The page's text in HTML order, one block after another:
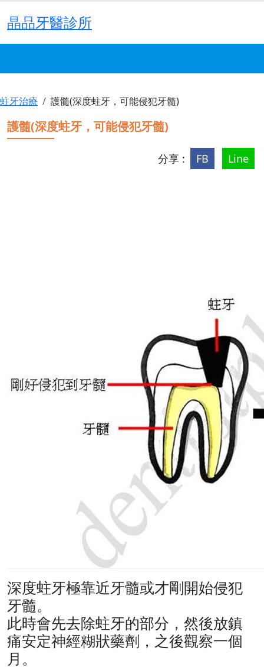
晶品牙醫診所
蛀牙治療 護髓(深度蛀牙，可能侵犯牙髓)
護髓(深度蛀牙，可能侵犯牙髓)
分享 : FB Line
深度蛀牙極靠近牙髓或才剛開始侵犯
牙髓。
此時會先去除蛀牙的部分，然後放鎮
痛安定神經糊狀藥劑，之後觀察一個
月。